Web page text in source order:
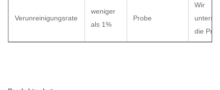
Verunreinigungsrate
weniger
als 1%
Probe
Wir
die